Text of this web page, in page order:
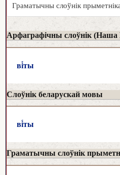
Граматычны слоўнік
Арфаграфічны слоўнік (Наша
ві́ты
Слоўнік беларускай мовы
ві́ты
Граматычны слоўнік